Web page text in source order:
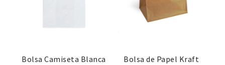
Bolsa Camiseta Blanca
Bolsa de Papel Kraft